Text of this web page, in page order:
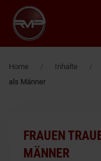
Zum Hauptinhalt
Home Inhalte
als Männer
FRAUEN
MÄNNER